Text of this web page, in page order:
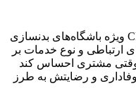
یکی از ویژگی‌های جذاب نرم افزار CRM ویژه باشگاه‌های بدنسازی
و نوع خدمات بر
مشتری احساس کند
و رضایتش به طرز